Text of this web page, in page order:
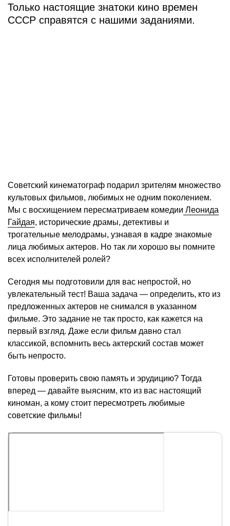
Только настоящие знатоки кино времен
СССР справятся с нашими заданиями.
Советский кинематограф подарил зрителям множество
культовых фильмов, любимых не одним поколением.
Мы с восхищением пересматриваем комедии Леонида
Гайдая, исторические драмы, детективы и
трогательные мелодрамы, узнавая в кадре знакомые
лица любимых актеров. Но так ли хорошо вы помните
всех исполнителей ролей?
Сегодня мы подготовили для вас непростой, но
увлекательный тест! Ваша задача — определить, кто из
предложенных актеров не снимался в указанном
фильме. Это задание не так просто, как кажется на
первый взгляд. Даже если фильм давно стал
классикой, вспомнить весь актерский состав может
быть непросто.
Готовы проверить свою память и эрудицию? Тогда
вперед — давайте выясним, кто из вас настоящий
киноман, а кому стоит пересмотреть любимые
советские фильмы!